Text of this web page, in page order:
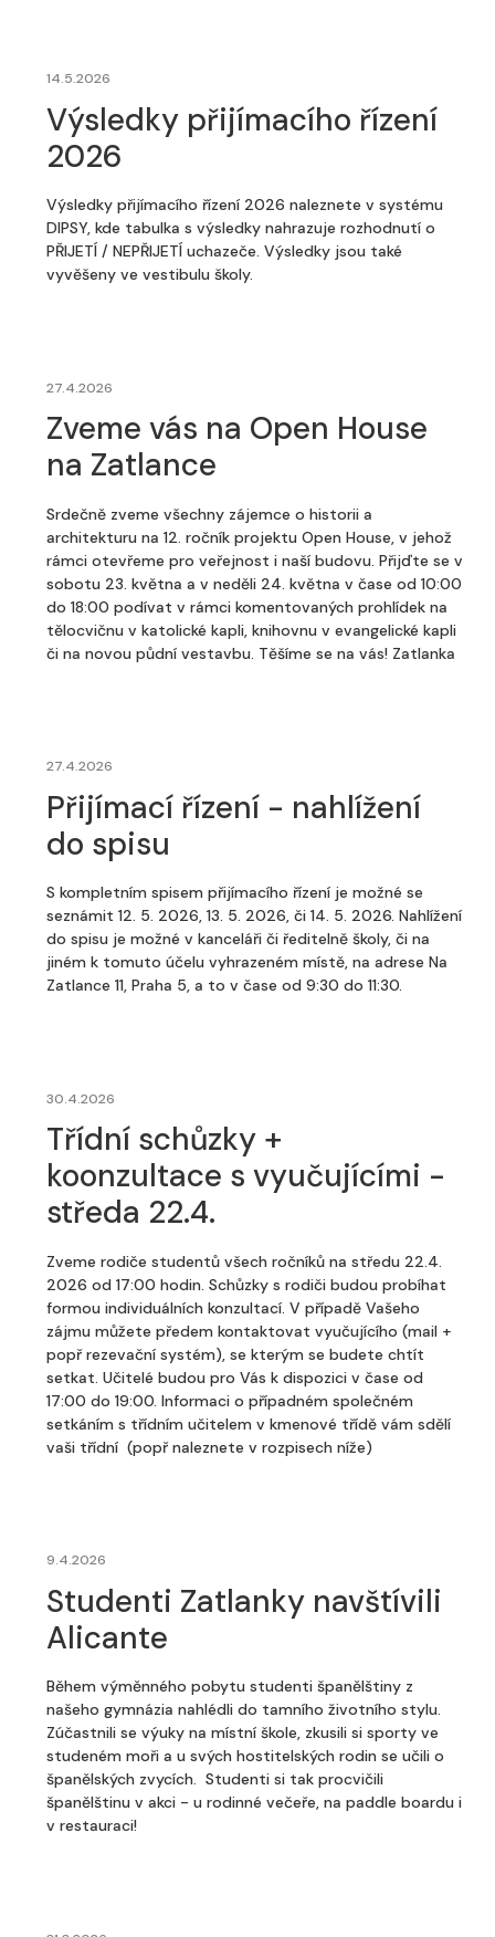
14.5.2026
Výsledky přijímacího řízení
2026
Výsledky přijímacího řízení 2026 naleznete v systému
DIPSY, kde tabulka s výsledky nahrazuje rozhodnutí o
PŘIJETÍ / NEPŘIJETÍ uchazeče. Výsledky jsou také
vyvěšeny ve vestibulu školy.
27.4.2026
Zveme vás na Open House
na Zatlance
Srdečně zveme všechny zájemce o historii a
architekturu na 12. ročník projektu Open House, v jehož
rámci otevřeme pro veřejnost i naší budovu. Přijďte se v
sobotu 23. května a v neděli 24. května v čase od 10:00
do 18:00 podívat v rámci komentovaných prohlídek na
tělocvičnu v katolické kapli, knihovnu v evangelické kapli
či na novou půdní vestavbu. Těšíme se na vás! Zatlanka
27.4.2026
Přijímací řízení - nahlížení
do spisu
S kompletním spisem přijímacího řízení je možné se
seznámit 12. 5. 2026, 13. 5. 2026, či 14. 5. 2026. Nahlížení
do spisu je možné v kanceláři či ředitelně školy, či na
jiném k tomuto účelu vyhrazeném místě, na adrese Na
Zatlance 11, Praha 5, a to v čase od 9:30 do 11:30.
30.4.2026
Třídní schůzky +
koonzultace s vyučujícími -
středa 22.4.
Zveme rodiče studentů všech ročníků na středu 22.4.
2026 od 17:00 hodin. Schůzky s rodiči budou probíhat
formou individuálních konzultací. V případě Vašeho
zájmu můžete předem kontaktovat vyučujícího (mail +
popř rezevační systém), se kterým se budete chtít
setkat. Učitelé budou pro Vás k dispozici v čase od
17:00 do 19:00. Informaci o případném společném
setkáním s třídním učitelem v kmenové třídě vám sdělí
vaši třídní (popř naleznete v rozpisech níže)
9.4.2026
Studenti Zatlanky navštívili
Alicante
Během výměnného pobytu studenti španělštiny z
našeho gymnázia nahlédli do tamního životního stylu.
Zúčastnili se výuky na místní škole, zkusili si sporty ve
studeném moři a u svých hostitelských rodin se učili o
španělských zvycích. Studenti si tak procvičili
španělštinu v akci - u rodinné večeře, na paddle boardu i
v restauraci!